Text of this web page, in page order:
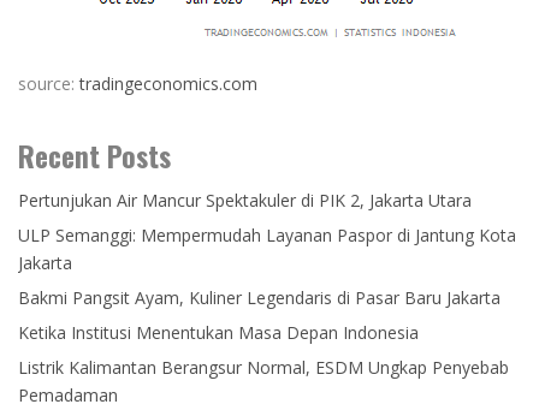
source:tradingeconomics.com
Recent Posts
Pertunjukan Air Mancur Spektakuler di PIK 2, Jakarta Utara
ULP Semanggi: Mempermudah Layanan Paspor di Jantung Kota
Jakarta
Bakmi Pangsit Ayam, Kuliner Legendaris di Pasar Baru Jakarta
Ketika Institusi Menentukan Masa Depan Indonesia
Listrik Kalimantan Berangsur Normal, ESDM Ungkap Penyebab
Pemadaman